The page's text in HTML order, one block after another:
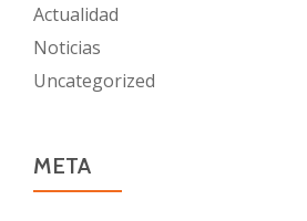
Actualidad
Noticias
Uncategorized
META